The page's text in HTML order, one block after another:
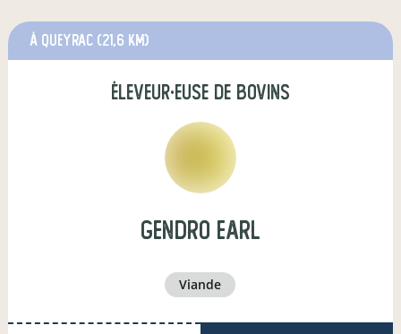
à Queyrac (21,6 km)
éleveur·euse de bovins
gendro earl
viande